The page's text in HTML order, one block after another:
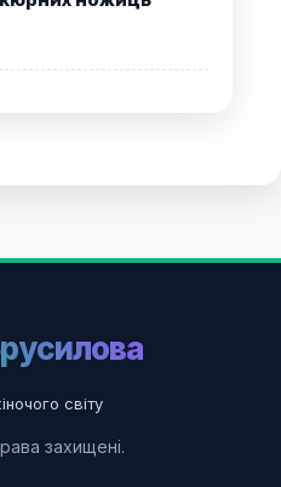
світу
захищені.